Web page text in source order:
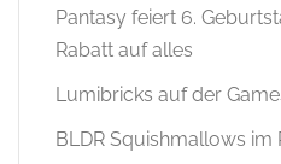
Pantasy feiert 6.
Rabatt auf alles
Lumibricks auf der
BLDR Squishmallows im